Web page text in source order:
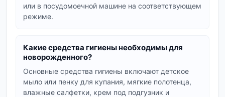
семейных трапезах.
Поильники и чашки:
самостоятельному питью.
Стерилизаторы и подогреватели:
обеспечения гигиены и поддержания
оптимальной температуры пищи.
или в посудомоечной машине на соответствующем
режиме.
Какие средства гигиены необходимы для
новорожденного?
Основные средства гигиены включают детское
мыло или пенку для купания, мягкие полотенца,
влажные салфетки, крем под подгузник и